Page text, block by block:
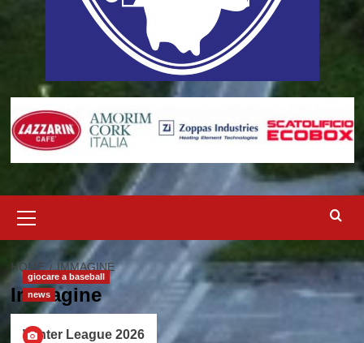
principale
HOME IMMAGINE
Immagine
giocare a baseball
news
Winter League 2026